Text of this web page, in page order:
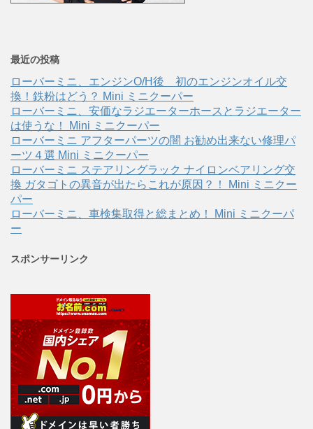
最近の投稿
ローバーミニ、エンジンO/H後 初のエンジンオイル交
換！鉄粉はどう？ Mini ミニクーパー
ローバーミニ、安価なラジエーターホースとラジエーター
は使うな！ Mini ミニクーパー
ローバーミニ アフターパーツの闇 お勧め出来ない修理パ
ーツ４選 Mini ミニクーパー
ローバーミニ ステアリングラック ナイロンベアリング交
換 ガタゴトの異音が出たらこれが原因？！ Mini ミニクー
パー
ローバーミニ、車検集取得と総まとめ！ Mini ミニクーパ
ー
スポンサーリンク